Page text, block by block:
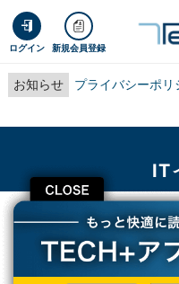
ログイン 新規会員登録
お知らせ プライバシーポ
IT
TECH+ 企業IT
ITインフラ
2022年の国内データセンターサ